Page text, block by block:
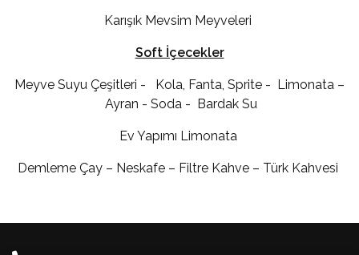
Karışık Mevsim Meyveleri
Soft İçecekler
Meyve Suyu Çeşitleri - Kola, Fanta, Sprite - Limonata –
Ayran - Soda - Bardak Su
Ev Yapımı Limonata
Demleme Çay – Neskafe – Filtre Kahve – Türk Kahvesi